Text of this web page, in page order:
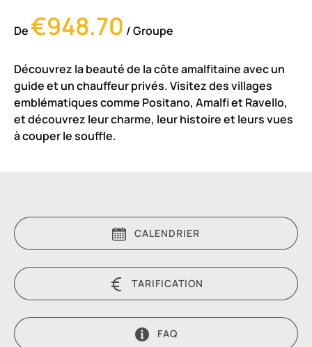
De €948.70 / Groupe
Découvrez la beauté de la côte amalfitaine avec un
guide et un chauffeur privés. Visitez des villages
emblématiques comme Positano, Amalfi et Ravello,
et découvrez leur charme, leur histoire et leurs vues
à couper le souffle.
CALENDRIER
TARIFICATION
FAQ